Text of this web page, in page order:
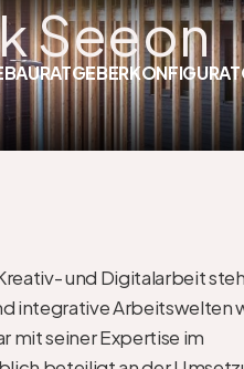
RATGEBER
Seeon
und Digitalarbeit
integrative Arbeitswelten
mit seiner Expertise im